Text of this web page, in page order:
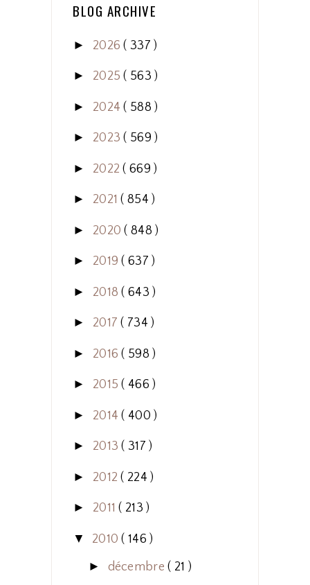
BLOG ARCHIVE
► 2026( 337 )
► 2025( 563 )
► 2024( 588 )
► 2023( 569 )
► 2022( 669 )
► 2021( 854 )
► 2020( 848 )
► 2019( 637 )
► 2018( 643 )
► 2017( 734 )
► 2016( 598 )
► 2015( 466 )
► 2014( 400 )
► 2013( 317 )
► 2012( 224 )
► 2011( 213 )
▼ 2010( 146 )
► décembre( 21 )